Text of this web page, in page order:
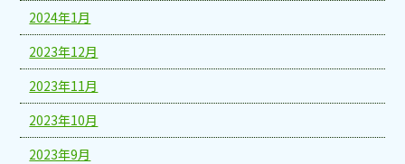
2024年1月
2023年12月
2023年11月
2023年10月
2023年9月